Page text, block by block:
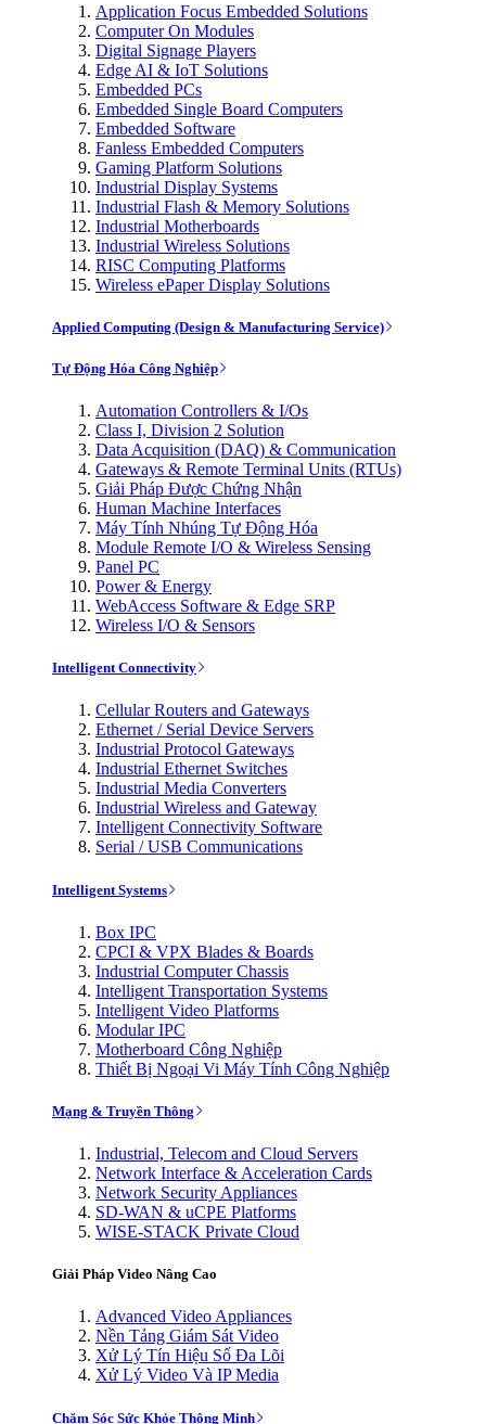
Application Focus Embedded Solutions
Computer On Modules
Digital Signage Players
Edge AI & IoT Solutions
Embedded PCs
Embedded Single Board Computers
Embedded Software
Fanless Embedded Computers
Gaming Platform Solutions
Industrial Display Systems
Industrial Flash & Memory Solutions
Industrial Motherboards
Industrial Wireless Solutions
RISC Computing Platforms
Wireless ePaper Display Solutions
Applied Computing (Design & Manufacturing Service)
Tự Động Hóa Công Nghiệp
Automation Controllers & I/Os
Class I, Division 2 Solution
Data Acquisition (DAQ) & Communication
Gateways & Remote Terminal Units (RTUs)
Giải Pháp Được Chứng Nhận
Human Machine Interfaces
Máy Tính Nhúng Tự Động Hóa
Module Remote I/O & Wireless Sensing
Panel PC
Power & Energy
WebAccess Software & Edge SRP
Wireless I/O & Sensors
Intelligent Connectivity
Cellular Routers and Gateways
Ethernet / Serial Device Servers
Industrial Protocol Gateways
Industrial Ethernet Switches
Industrial Media Converters
Industrial Wireless and Gateway
Intelligent Connectivity Software
Serial / USB Communications
Intelligent Systems
Box IPC
CPCI & VPX Blades & Boards
Industrial Computer Chassis
Intelligent Transportation Systems
Intelligent Video Platforms
Modular IPC
Motherboard Công Nghiệp
Thiết Bị Ngoại Vi Máy Tính Công Nghiệp
Mạng & Truyền Thông
Industrial, Telecom and Cloud Servers
Network Interface & Acceleration Cards
Network Security Appliances
SD-WAN & uCPE Platforms
WISE-STACK Private Cloud
Giải Pháp Video Nâng Cao
Advanced Video Appliances
Nền Tảng Giám Sát Video
Xử Lý Tín Hiệu Số Đa Lõi
Xử Lý Video Và IP Media
Chăm Sóc Sức Khỏe Thông Minh